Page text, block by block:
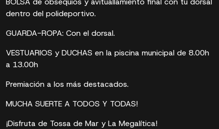
dentro del polideportivo.
GUARDA-ROPA: Con el dorsal.
VESTUARIOS y DUCHAS en la piscina municipal de 8.00h
a 13.00h
Premiación a los más destacados.
MUCHA SUERTE A TODOS Y TODAS!
¡Disfruta de Tossa de Mar y La Megalítica!